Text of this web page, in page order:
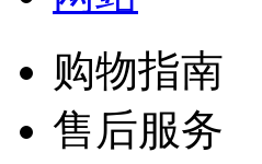
购物指南
售后服务